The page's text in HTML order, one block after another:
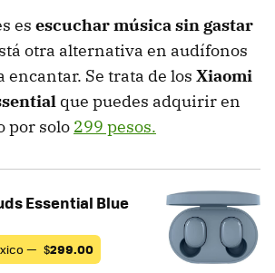
es escuchar música sin gastar
otra alternativa en audífonos
encantar. Se trata de los Xiaomi
que puedes adquirir en
por solo 299 pesos.
Essential Blue
— $299.00